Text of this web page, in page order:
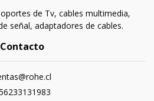
de Tv, cables multimedia,
señal, adaptadores de cables.
Contacto